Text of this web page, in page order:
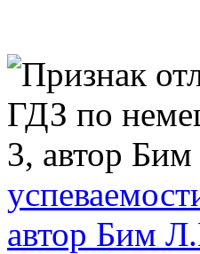
автор Бим